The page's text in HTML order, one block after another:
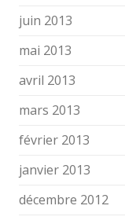
juin 2013
mai 2013
avril 2013
mars 2013
février 2013
janvier 2013
décembre 2012